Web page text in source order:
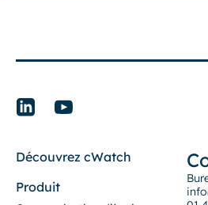
Découvrez cWatch
Produit